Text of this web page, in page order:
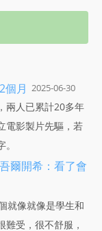
個月 2025-06-30
兩人已累計20多年
電影製片先驅，若
爾開希：看了會
就像就像是學生和
受，很不舒服，